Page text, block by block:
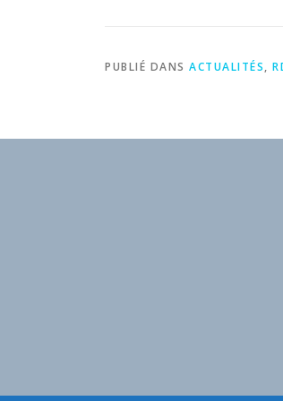
PUBLIÉ DANS ACTUALITÉS,